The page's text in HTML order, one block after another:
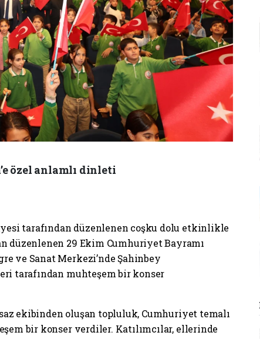
özel anlamlı dinleti
tarafından düzenlenen coşku dolu etkinlikle
düzenlenen 29 Ekim Cumhuriyet Bayramı
ve Sanat Merkezi’nde Şahinbey
tarafından muhteşem bir konser
ekibinden oluşan topluluk, Cumhuriyet temalı
bir konser verdiler. Katılımcılar, ellerinde